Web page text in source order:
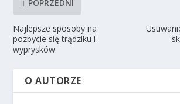
POPRZEDNI
Najlepsze sposoby na
pozbycie się trądziku i
wyprysków
O AUTORZE